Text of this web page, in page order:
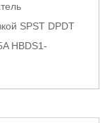
SPST DPDT
HBDS1-